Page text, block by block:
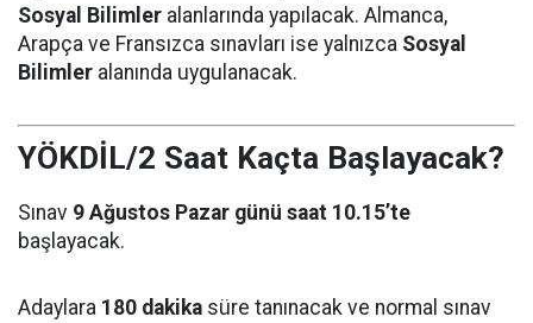
Sosyal Bilimler alanlarında yapılacak. Almanca,
Arapça ve Fransızca sınavları ise yalnızca Sosyal
Bilimler alanında uygulanacak.
YÖKDİL/2 Saat Kaçta Başlayacak?
Sınav 9 Ağustos Pazar günü saat 10.15’te
başlayacak.
Adaylara 180 dakika süre tanınacak ve normal sınav